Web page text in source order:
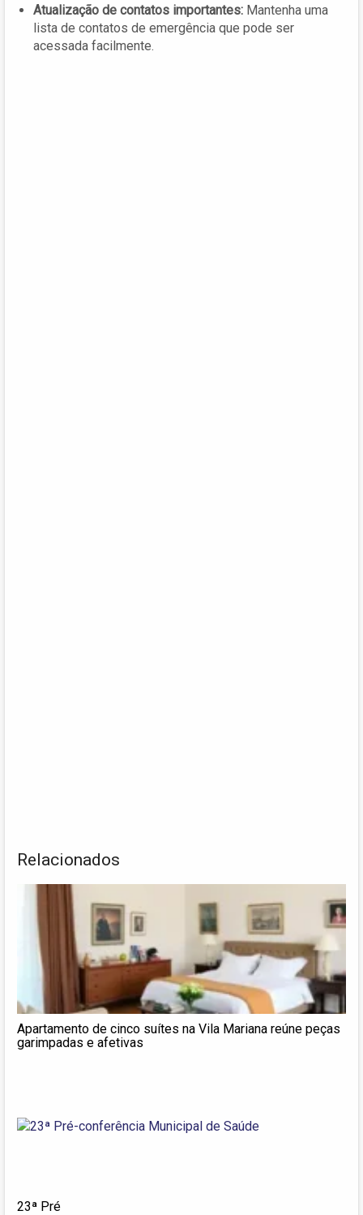
Atualização de contatos importantes: Mantenha uma
lista de contatos de emergência que pode ser
acessada facilmente.
Relacionados
Apartamento de cinco suítes na Vila Mariana reúne peças
garimpadas e afetivas
23ª Pré